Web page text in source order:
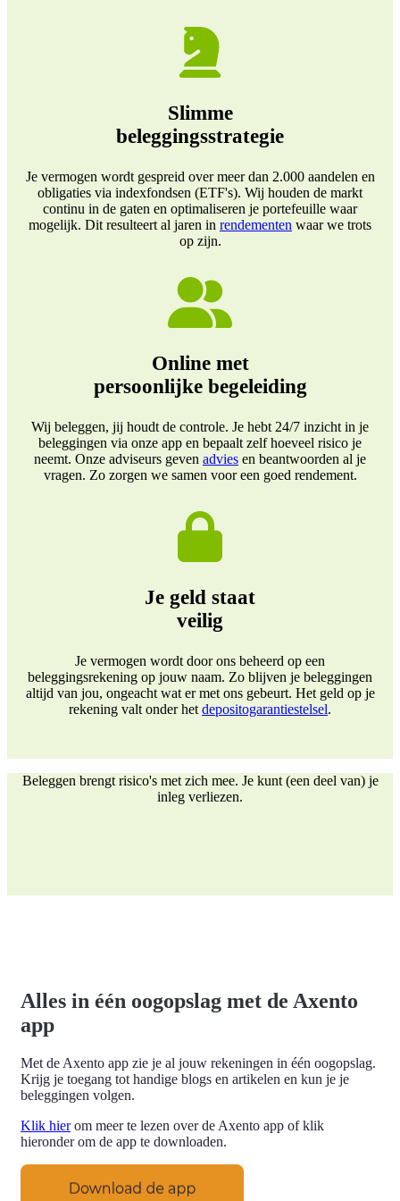
Slimme
beleggingsstrategie
Je vermogen wordt gespreid over meer dan 2.000 aandelen en
obligaties via indexfondsen (ETF's). Wij houden de markt
continu in de gaten en optimaliseren je portefeuille waar
mogelijk. Dit resulteert al jaren in rendementen waar we trots
op zijn.
Online met
persoonlijke begeleiding
Wij beleggen, jij houdt de controle. Je hebt 24/7 inzicht in je
beleggingen via onze app en bepaalt zelf hoeveel risico je
neemt. Onze adviseurs geven advies en beantwoorden al je
vragen. Zo zorgen we samen voor een goed rendement.
Je geld staat
veilig
Je vermogen wordt door ons beheerd op een
beleggingsrekening op jouw naam. Zo blijven je beleggingen
altijd van jou, ongeacht wat er met ons gebeurt. Het geld op je
rekening valt onder het depositogarantiestelsel.
Beleggen brengt risico's met zich mee. Je kunt (een deel van) je
inleg verliezen.
Alles in één oogopslag met de Axento
app
Met de Axento app zie je al jouw rekeningen in één oogopslag.
Krijg je toegang tot handige blogs en artikelen en kun je je
beleggingen volgen.
Klik hierom meer te lezen over de Axento app of klik
hieronder om de app te downloaden.